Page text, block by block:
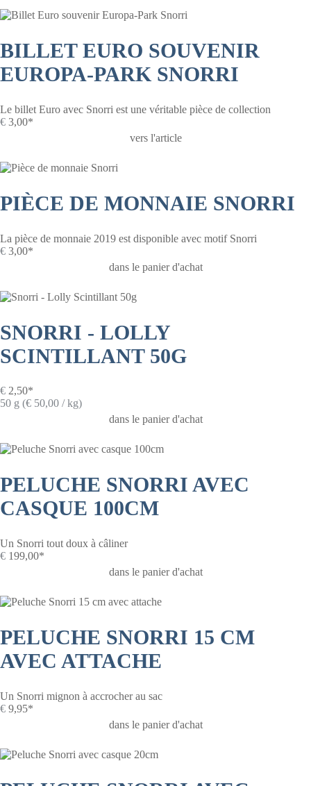
BILLET EURO SOUVENIR
EUROPA-PARK SNORRI
Le billet Euro avec Snorri est une véritable pièce de collection
€ 3,00*
vers l'article
PIÈCE DE MONNAIE SNORRI
La pièce de monnaie 2019 est disponible avec motif Snorri
€ 3,00*
dans le panier d'achat
SNORRI - LOLLY
SCINTILLANT 50G
€ 2,50*
50 g (€ 50,00 / kg)
dans le panier d'achat
PELUCHE SNORRI AVEC
CASQUE 100CM
Un Snorri tout doux à câliner
€ 199,00*
dans le panier d'achat
PELUCHE SNORRI 15 CM
AVEC ATTACHE
Un Snorri mignon à accrocher au sac
€ 9,95*
dans le panier d'achat